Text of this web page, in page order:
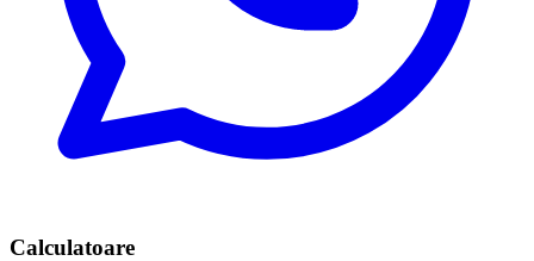
Calculatoare